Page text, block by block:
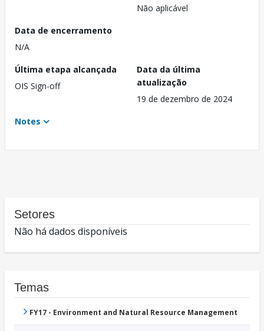
Não aplicável
Data de encerramento
N/A
Última etapa alcançada
OIS Sign-off
Data da última
atualização
19 de dezembro de 2024
Notes
Setores
Não há dados disponíveis
Temas
FY17 - Environment and Natural Resource Management